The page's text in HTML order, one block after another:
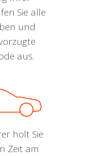
Sie alle
und
aus.
holt Sie
Zeit am